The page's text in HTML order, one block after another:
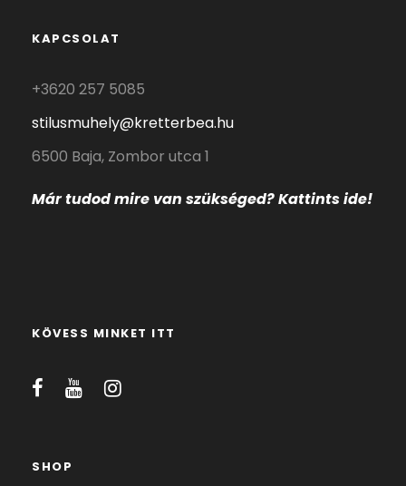
KAPCSOLAT
+3620 257 5085
stilusmuhely@kretterbea.hu
6500 Baja, Zombor utca 1
Már tudod mire van szükséged? Kattints ide!
KÖVESS MINKET ITT
SHOP